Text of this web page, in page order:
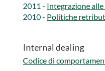
2011 - ​​​​ Integrazione
2010 - ​​​​ Politiche
Internal dealing
Codice di